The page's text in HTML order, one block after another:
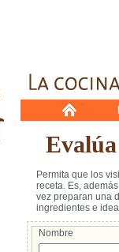
Evalúa
Permita que los
receta. Es,
vez preparan una
ingredientes e
Nombre